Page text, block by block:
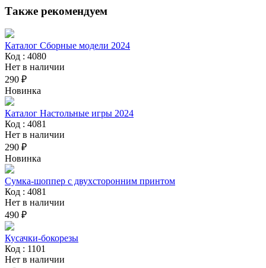
Также рекомендуем
Каталог Сборные модели 2024
Код : 4080
Нет в наличии
290 ₽
Новинка
Каталог Настольные игры 2024
Код : 4081
Нет в наличии
290 ₽
Новинка
Сумка-шоппер с двухсторонним принтом
Код : 4081
Нет в наличии
490 ₽
Кусачки-бокорезы
Код : 1101
Нет в наличии